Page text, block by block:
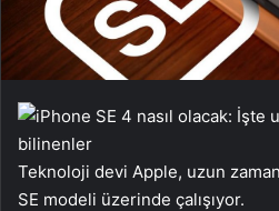
Teknoloji devi Apple, uzun
SE modeli üzerinde çalışıyor.